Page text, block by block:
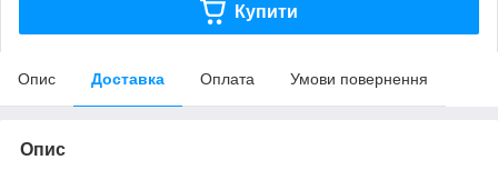
Купити
Опис Доставка Оплата Умови повернення
Опис